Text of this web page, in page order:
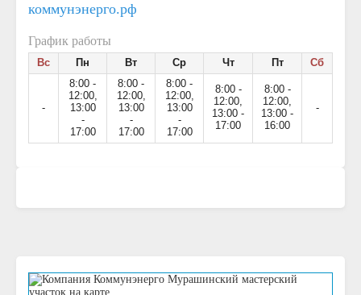
коммунэнерго.рф
График работы
Вс Пн Вт Ср Чт Пт Сб
-
8:00 -
12:00,
13:00
-
17:00
8:00 -
12:00,
13:00
-
17:00
8:00 -
12:00,
13:00
-
17:00
8:00 -
12:00,
13:00 -
17:00
8:00 -
12:00,
13:00 -
16:00
-